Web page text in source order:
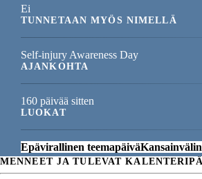
Ei
TUNNETAAN MYÖS NIMELLÄ
Self-injury Awareness Day
AJANKOHTA
160 päivää sitten
LUOKAT
Epävirallinen teemapäivä
MENNEET JA TULEVAT